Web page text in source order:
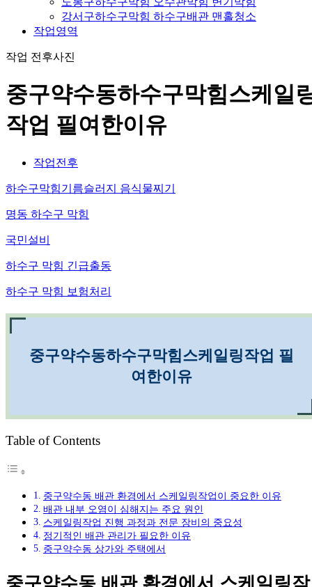
강서구하수구막힘 하수구배관 맨홀청소
작업영역
작업 전후사진
중구약수동하수구막힘스케일
작업 필여한이유
작업전후
하수구막힘기름슬러지 음식물찌기
명동 하수구 막힘
국민설비
하수구 막힘 긴급출동
하수구 막힘 보험처리
중구약수동하수구막힘스케일링작업 필
여한이유
Table of Contents
중구약수동 배관 환경에서 스케일링작업이 중요한 이유
배관 내부 오염이 심해지는 주요 원인
스케일링작업 진행 과정과 전문 장비의 중요성
정기적인 배관 관리가 필요한 이유
중구약수동 상가와 주택에서
중구약수동 배관 환경에서 스케일링작